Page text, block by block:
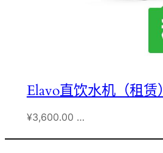
Elavo直饮水机（租赁）
¥3,600.00 …